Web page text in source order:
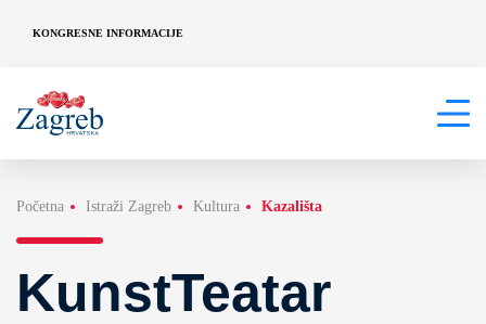
KONGRESNE INFORMACIJE
Početna Istraži Zagreb Kultura Kazališta
KunstTeatar